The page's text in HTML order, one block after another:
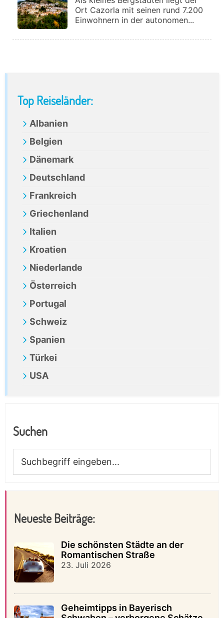
Ort Cazorla mit seinen rund 7.200
Einwohnern in der autonomen...
Primary
Sidebar
Top Reiseländer:
Albanien
Belgien
Dänemark
Deutschland
Frankreich
Griechenland
Italien
Kroatien
Niederlande
Österreich
Portugal
Schweiz
Spanien
Türkei
USA
Suchen
eingeben...
Neueste Beiträge:
Die schönsten Städte an der
Romantischen Straße
23. Juli 2026
Geheimtipps in Bayerisch